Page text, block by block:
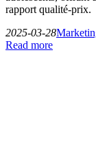
rapport qualité-prix.
2025-03-28
Read more